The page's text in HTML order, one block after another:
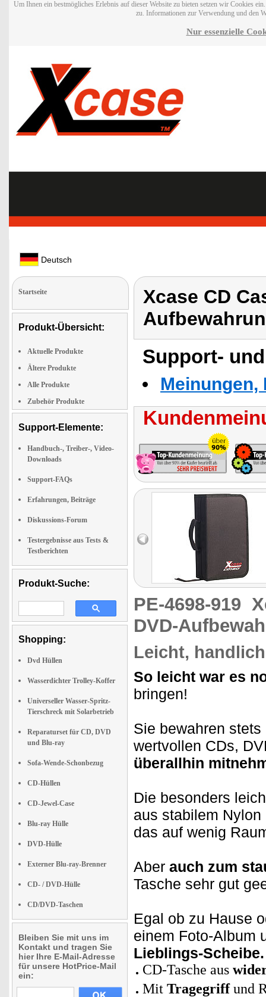
Um Ihnen ein bestmögliches Erlebnis auf dieser Website zu bieten setzen wir Cookies
zu. Informationen zur Verwendung und den
Nur essenzielle
Deutsch
Startseite
Produkt-Übersicht:
Aktuelle Produkte
Ältere Produkte
Alle Produkte
Zubehör Produkte
Support-Elemente:
Handbuch-, Treiber-, Video-
Downloads
Support-FAQs
Erfahrungen, Beiträge
Diskussions-Forum
Testergebnisse aus Tests &
Testberichten
Produkt-Suche:
Shopping:
Dvd Hüllen
Wasserdichter Trolley-Koffer
Universeller Wasser-Spritz-
Tierschreck mit Solarbetrieb
Reparaturset für CD, DVD
und Blu-ray
Sofa-Wende-Schonbezug
CD-Hüllen
CD-Jewel-Case
Blu-ray Hülle
DVD-Hülle
Externer Blu-ray-Brenner
CD- / DVD-Hülle
CD/DVD-Taschen
Bleiben Sie mit uns im
Kontakt und tragen Sie
hier Ihre E-Mail-Adresse
für unsere HotPrice-Mail
ein:
Xcase CD
Support-
PE-4698-919
DVD-
Leicht,
So leicht war es
bringen!
Sie bewahren
wertvollen CDs,
überallhin
Die besonders
aus stabilem
das auf wenig
Aber auch zum
Tasche sehr gut
Egal ob zu Hause
einem Foto-Album
Lieblings-Scheibe.
CD-Tasche aus
Mit Tragegriffund